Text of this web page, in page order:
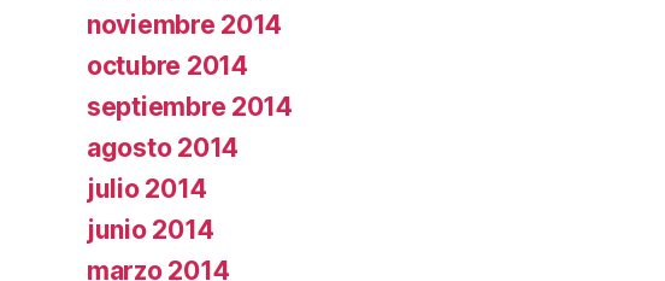
noviembre 2014
octubre 2014
septiembre 2014
agosto 2014
julio 2014
junio 2014
marzo 2014